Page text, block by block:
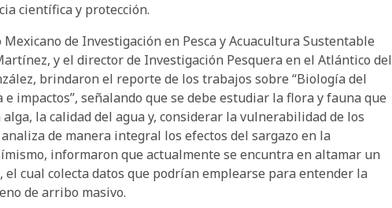
científica y protección.
de Investigación en Pesca y Acuacultura Sustentable
y el director de Investigación Pesquera en el Atlántico del
brindaron el reporte de los trabajos sobre “Biología del
impactos”, señalando que se debe estudiar la flora y fauna que
la calidad del agua y, considerar la vulnerabilidad de los
de manera integral los efectos del sargazo en la
informaron que actualmente se encuntra en altamar un
cual colecta datos que podrían emplearse para entender la
de arribo masivo.